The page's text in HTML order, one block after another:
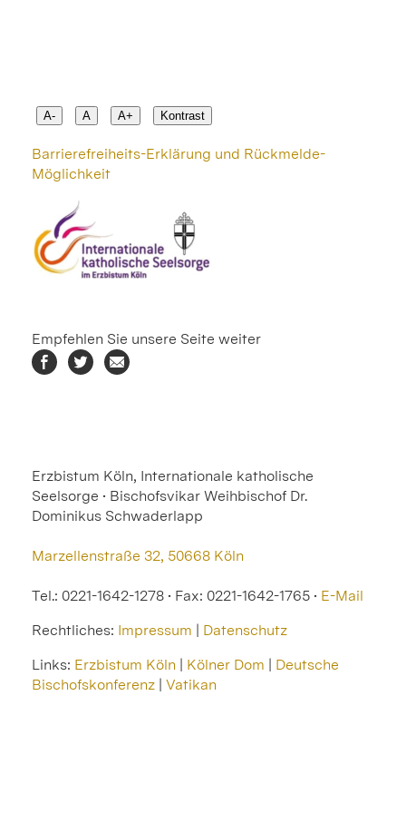
A- A A+ Kontrast
Barrierefreiheits-Erklärung und Rückmelde-
Möglichkeit
Empfehlen Sie unsere Seite weiter
Erzbistum Köln, Internationale katholische
Seelsorge • Bischofsvikar Weihbischof Dr.
Dominikus Schwaderlapp
Marzellenstraße 32, 50668 Köln
Tel.: 0221-1642-1278 • Fax: 0221-1642-1765 • E-Mail
Rechtliches: Impressum
Datenschutz
Links: Erzbistum Köln Kölner Dom
Deutsche
Bischofskonferenz |Vatikan